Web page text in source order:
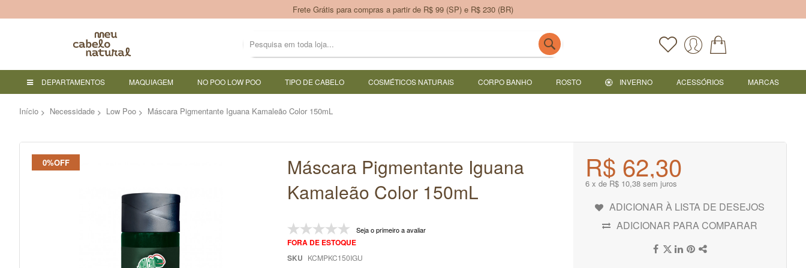
Frete Grátis para compras a partir de R$ 99 (SP) e R$ 230 (BR)
DEPARTAMENTOS MAQUIAGEM NO POO LOW POO TIPO DE CABELO COSMÉTICOS NATURAIS CORPO BANHO ROSTO INVERNO ACESSÓRIOS MARCAS
Início Necessidade Low Poo Máscara Pigmentante Iguana Kamaleão Color 150mL
Pular
para
0%OFF
Máscara Pigmentante Iguana
Kamaleão Color 150mL
Seja o primeiro a avaliar
FORA DE ESTOQUE
SKU KCMPKC150IGU
R$ 62,30
6 x de R$ 10,38 sem juros
ADICIONAR À LISTA DE DESEJOS
ADICIONAR PARA COMPARAR